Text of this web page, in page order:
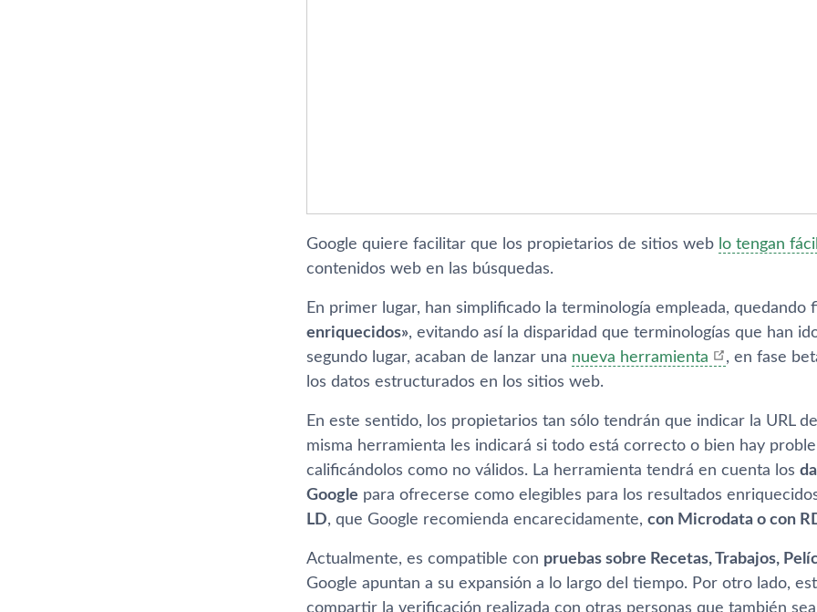
Google quiere facilitar que los propietarios de sitios web lo tengan
contenidos web en las búsquedas.
En primer lugar, han simplificado la terminologí­a empleada,
enriquecidos», evitando así­ la disparidad que terminologí­as que han
segundo lugar, acaban de lanzar una nueva herramienta
, en fase
los datos estructurados en los sitios web.
En este sentido, los propietarios tan sólo tendrán que indicar la URL
misma herramienta les indicará si todo está correcto o bien hay
calificándolos como no válidos. La herramienta tendrá en cuenta los
Google para ofrecerse como elegibles para los resultados
LD, que Google recomienda encarecidamente, con Microdata o con
Actualmente, es compatible con pruebas sobre Recetas, Trabajos,
Google apuntan a su expansión a lo largo del tiempo. Por otro lado,
compartir la verificación realizada con otras personas que también